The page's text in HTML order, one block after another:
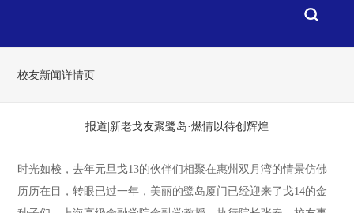
校友新闻详情页
报道|新老戈友聚鹭岛·燃情以待创辉煌
时光如梭，去年元旦戈13的伙伴们相聚在惠州双月湾的情景仿佛
历历在目，转眼已过一年，美丽的鹭岛厦门已经迎来了戈14的金